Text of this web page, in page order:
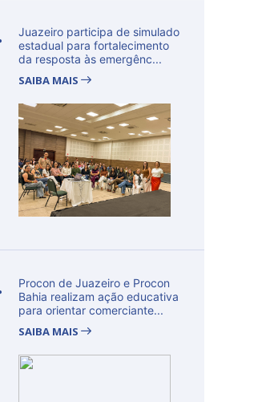
Juazeiro participa de simulado
estadual para fortalecimento
da resposta às emergênc...
SAIBA MAIS
Procon de Juazeiro e Procon
Bahia realizam ação educativa
para orientar comerciante...
SAIBA MAIS